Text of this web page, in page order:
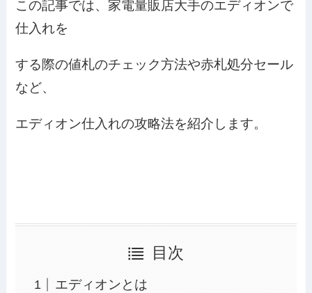
この記事では、家電量販店大手のエディオンで
仕入れを
する際の値札のチェック方法や赤札処分セール
など、
エディオン仕入れの攻略法を紹介します。
目次
エディオンとは